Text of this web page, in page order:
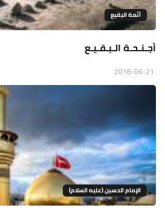
أئمة البقيع
أجـنـحـة الـبـقـيـع
الإمام الحسين (عليه السلام)